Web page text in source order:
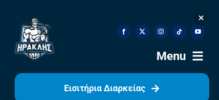
content
Menu
Αρχική
Εισιτήρια Διαρκείας